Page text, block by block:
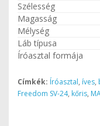
Szélesség
Magasság
Mélység
Láb típusa
Íróasztal formája
Címkék: Íróasztal, íves,
Freedom SV-24, kőris,